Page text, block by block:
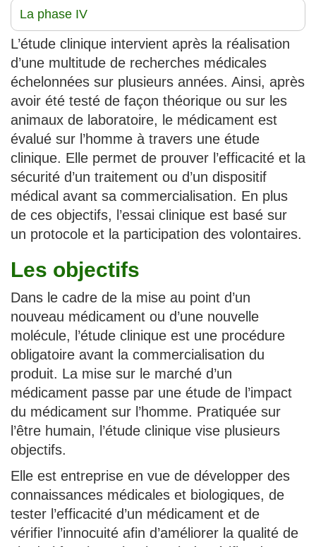
La phase IV
L’étude clinique intervient après la réalisation
d’une multitude de recherches médicales
échelonnées sur plusieurs années. Ainsi, après
avoir été testé de façon théorique ou sur les
animaux de laboratoire, le médicament est
évalué sur l’homme à travers une étude
clinique. Elle permet de prouver l’efficacité et la
sécurité d’un traitement ou d’un dispositif
médical avant sa commercialisation. En plus
de ces objectifs, l’essai clinique est basé sur
un protocole et la participation des volontaires.
Les objectifs
Dans le cadre de la mise au point d’un
nouveau médicament ou d’une nouvelle
molécule, l’étude clinique est une procédure
obligatoire avant la commercialisation du
produit. La mise sur le marché d’un
médicament passe par une étude de l’impact
du médicament sur l’homme. Pratiquée sur
l’être humain, l’étude clinique vise plusieurs
objectifs.
Elle est entreprise en vue de développer des
connaissances médicales et biologiques, de
tester l’efficacité d’un médicament et de
vérifier l’innocuité afin d’améliorer la qualité de